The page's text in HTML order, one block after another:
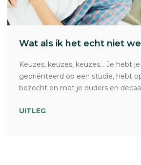
Wat als ik het echt niet
Keuzes, keuzes, keuzes… Je hebt
georiënteerd op een studie, hebt
bezocht en met je ouders en
UITLEG